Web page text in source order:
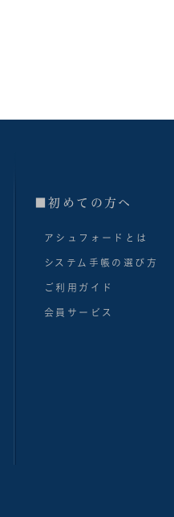
■初めての方へ
アシュフォードとは
システム手帳の選び方
ご利用ガイド
会員サービス